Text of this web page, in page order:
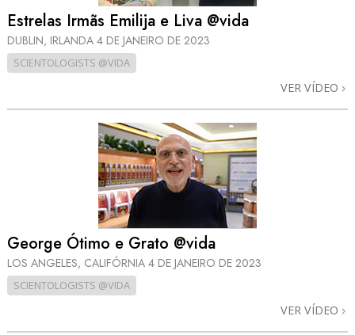
Estrelas Irmãs Emilija e Liva @vida
DUBLIN, IRLANDA 4 DE JANEIRO DE 2023
SCIENTOLOGISTS @VIDA
VER VÍDEO
George Ótimo e Grato @vida
LOS ANGELES, CALIFÓRNIA 4 DE JANEIRO DE 2023
SCIENTOLOGISTS @VIDA
VER VÍDEO